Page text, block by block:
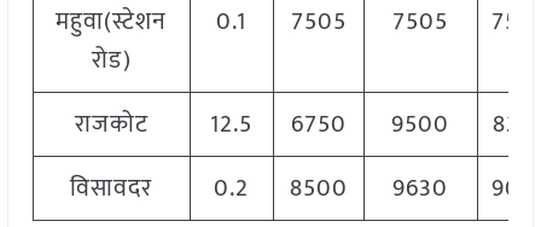
महुवा(स्टेशन
रोड)
0.1 7505 7505
राजकोट 12.5 6750 9500
विसावदर
0.2 8500 9630